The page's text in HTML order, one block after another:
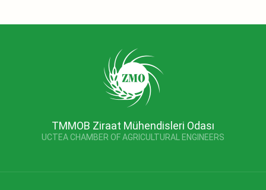
TMMOB Ziraat Mühendisleri Odası
UCTEA CHAMBER OF AGRICULTURAL ENGINEERS